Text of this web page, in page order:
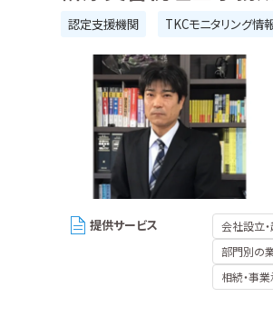
認定支援機関 TKCモニタリング情
提供サービス 会社設立
部門別の
相続・事